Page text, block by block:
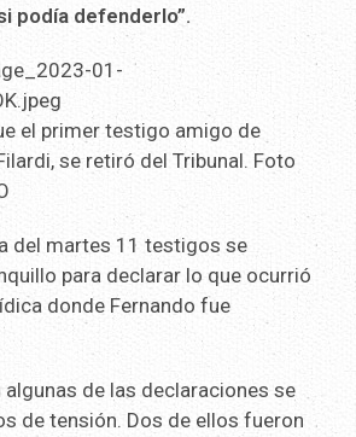
podía defenderlo”.
el primer testigo amigo de
se retiró del Tribunal. Foto
del martes 11 testigos se
para declarar lo que ocurrió
donde Fernando fue
de las declaraciones se
de tensión. Dos de ellos fueron